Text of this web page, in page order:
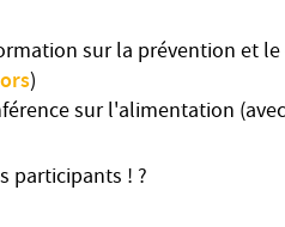
sur la prévention et
)
sur l'alimentation (avec
participants ! ?